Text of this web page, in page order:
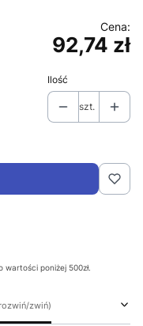
Cena
92,74 zł
Ilość
szt.
wartości poniżej 500zł.